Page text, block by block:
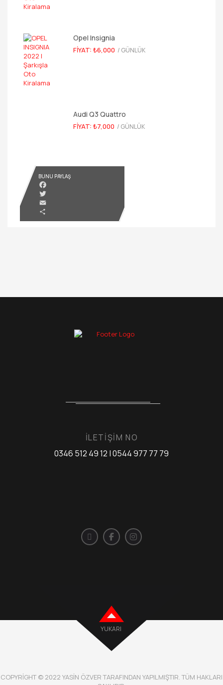
Opel Insignia
FIYAT: ₺6,000 / GÜNLÜK
Audi Q3 Quattro
FIYAT: ₺7,000 / GÜNLÜK
BUNU PAYLAŞ
Facebook
Twitter
Email
Share
İLETİŞİM NO
0346 512 49 12 | 0544 977 77 79
YUKARI
COPYRIGHT © 2022 YASIN ÖZVER TARAFINDAN YAPILMIŞTIR. TÜM HAKLARI